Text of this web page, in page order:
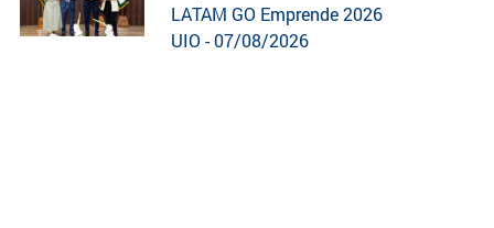
LATAM GO Emprende 2026
UIO - 07/08/2026